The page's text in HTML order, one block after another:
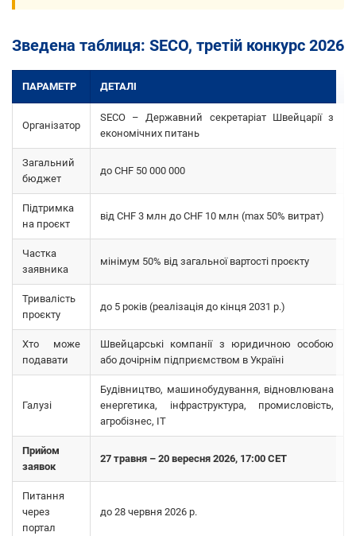
Зведена таблиця: SECO, третій конкурс 2026
ПАРАМЕТР ДЕТАЛІ
Організатор
SECO – Державний секретаріат Швейцарії з
економічних питань
Загальний
бюджет
до CHF 50 000 000
Підтримка
на проєкт
від CHF 3 млн до CHF 10 млн (max 50% витрат)
Частка
заявника
мінімум 50% від загальної вартості проєкту
Тривалість
проєкту
до 5 років (реалізація до кінця 2031 р.)
Хто може
подавати
Швейцарські компанії з юридичною особою
або дочірнім підприємством в Україні
Галузі
Будівництво, машинобудування, відновлювана
енергетика, інфраструктура, промисловість,
агробізнес, IT
Прийом
заявок
27 травня – 20 вересня 2026, 17:00 CET
Питання
через
портал
до 28 червня 2026 р.